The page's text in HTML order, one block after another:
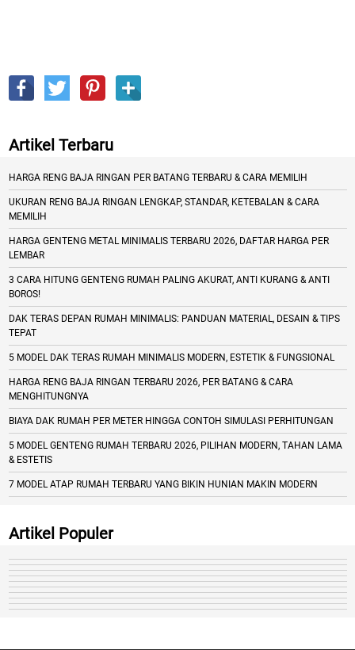
Artikel Terbaru
HARGA RENG BAJA RINGAN PER BATANG TERBARU & CARA MEMILIH
UKURAN RENG BAJA RINGAN LENGKAP, STANDAR, KETEBALAN & CARA
MEMILIH
HARGA GENTENG METAL MINIMALIS TERBARU 2026, DAFTAR HARGA PER
LEMBAR
3 CARA HITUNG GENTENG RUMAH PALING AKURAT, ANTI KURANG & ANTI
BOROS!
DAK TERAS DEPAN RUMAH MINIMALIS: PANDUAN MATERIAL, DESAIN & TIPS
TEPAT
5 MODEL DAK TERAS RUMAH MINIMALIS MODERN, ESTETIK & FUNGSIONAL
HARGA RENG BAJA RINGAN TERBARU 2026, PER BATANG & CARA
MENGHITUNGNYA
BIAYA DAK RUMAH PER METER HINGGA CONTOH SIMULASI PERHITUNGAN
5 MODEL GENTENG RUMAH TERBARU 2026, PILIHAN MODERN, TAHAN LAMA
& ESTETIS
7 MODEL ATAP RUMAH TERBARU YANG BIKIN HUNIAN MAKIN MODERN
Artikel Populer